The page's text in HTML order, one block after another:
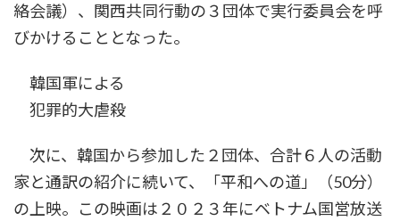
絡会議）、関西共同行動の３団体で実行委員会を呼
びかけることとなった。
韓国軍による
犯罪的大虐殺
次に、韓国から参加した２団体、合計６人の活動
家と通訳の紹介に続いて、「平和への道」（50分）
の上映。この映画は２０２３年にベトナム国営放送